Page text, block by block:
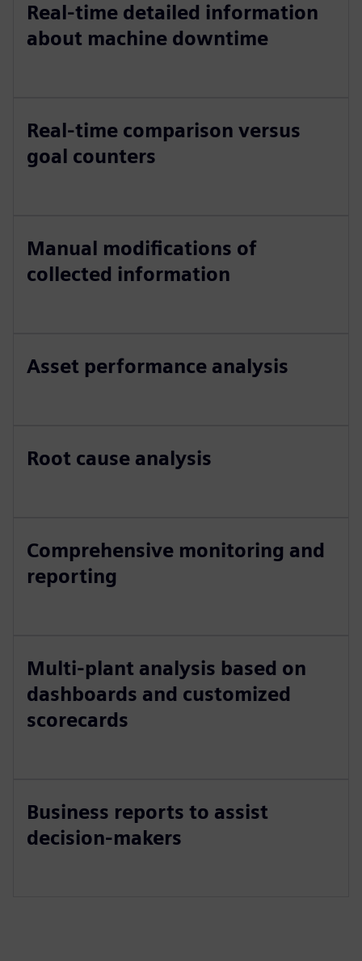
Real-time detailed information
about machine downtime
Real-time comparison versus
goal counters
Manual modifications of
collected information
Asset performance analysis
Root cause analysis
Comprehensive monitoring and
reporting
Multi-plant analysis based on
dashboards and customized
scorecards
Business reports to assist
decision-makers